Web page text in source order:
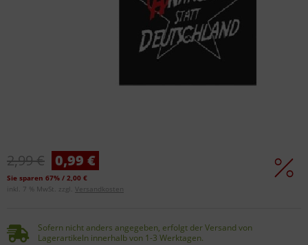
2,99 € 0,99 €
Sie sparen 67% / 2,00 €
inkl. 7 % MwSt. zzgl. Versandkosten
Sofern nicht anders angegeben, erfolgt der Versand von
Lagerartikeln innerhalb von 1-3 Werktagen.